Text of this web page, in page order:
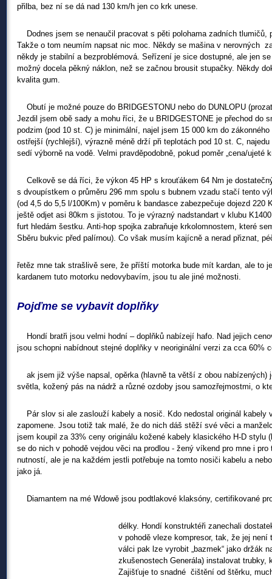
přilba, bez ní se dá nad 130 km/h jen co krk unese.
Dodnes jsem se nenaučil pracovat s pěti polohama zadních tlumičů,
Takže o tom neumím napsat nic moc. Někdy se mašina v nerovných
někdy je stabilní a bezproblémová. Seřízení je sice dostupné, ale jen
možný docela pěkný náklon, než se začnou brousit stupačky. Někdy
kvalita gum.
Obutí je možné pouze do BRIDGESTONU nebo do DUNLOPU
Jezdil jsem obě sady a mohu říci, že u BRIDGESTONE je přechod
podzim (pod 10 st. C) je minimální, najel jsem 15 000 km do
ostřejší (rychlejší), výrazně méně drží při teplotách pod 10 st. C,
sedí výborně na vodě. Velmi pravděpodobně, pokud poměr „cena/
Celkově se dá říci, že výkon 45 HP s krouťákem 64 Nm je
s dvoupístkem o průměru 296 mm spolu s bubnem vzadu stačí tento
(od 4,5 do 5,5 l/100Km) v poměru k bandasce zabezpečuje dojezd 220
ještě odjet asi 80km s jistotou. To je výrazný nadstandart v klubu
furt hledám šestku. Anti-hop spojka zabraňuje krkolomnostem, které
Sběru bukvic před palírnou). Co však musím kajícně a nerad přiznat,
řetěz mne tak strašlivě sere, že příští motorka bude mít kardan, ale to
kardanem tuto motorku nedovybavím, jsou tu ale jiné možnosti.
Pojďme se vybavit doplňky
Hondí bratři jsou velmi hodní – doplňků nabízejí hafo. Nad jejich
jsou schopni nabídnout stejné doplňky v neoriginální verzi za cca 60%
ak jsem již výše napsal, opěrka (hlavně ta větší z obou nabízených)
světla, kožený pás na nádrž a různé ozdoby jsou samozřejmostmi, o
Pár slov si ale zaslouží kabely a nosič. Kdo nedostal originál kabely
zapomene. Jsou totiž tak malé, že do nich dáš stěží své věci a
jsem koupil za 33% ceny originálu kožené kabely klasického H-D stylu
se do nich v pohodě vejdou věci na prodlou - žený víkend pro mne i
nutností, ale je na každém jestli potřebuje na tomto nosiči kabelu a
jako já.
Diamantem na mé Wdowě jsou podtlakové klaksóny, certifikované
délky. Hondí konstruktéři zanechali
v pohodě vleze kompresor, tak, že jej
válci pak lze vyrobit „bazmek“ jako držák
zkušenostech Generála) instalovat
Zajišťuje to snadné čištění od štěrku,